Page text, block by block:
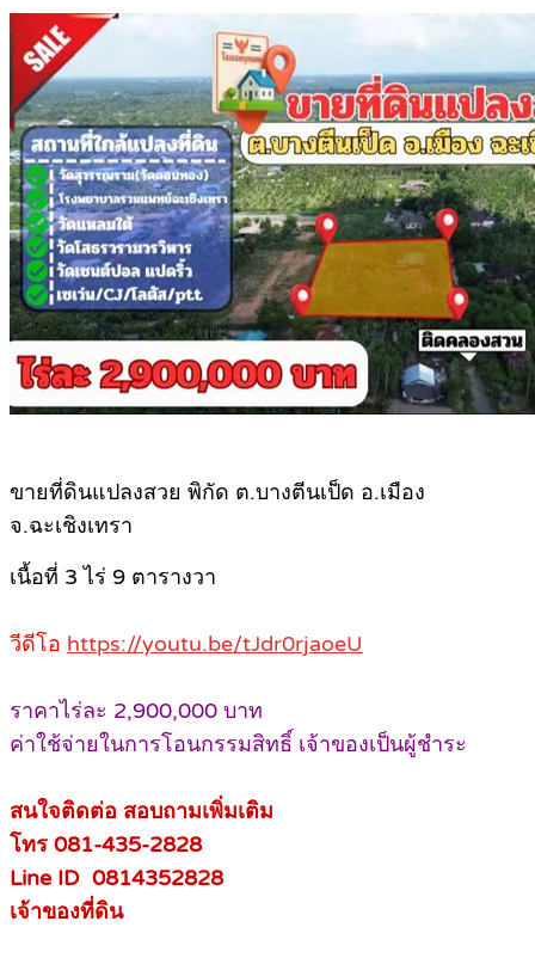
ขายที่ดินแปลงสวย พิกัด ต.บางตีนเป็ด อ.เมือง
จ.ฉะเชิงเทรา
เนื้อที่ 3 ไร่ 9 ตารางวา
วีดีโอ https://youtu.be/tJdr0rjaoeU
ราคาไร่ละ 2,900,000 บาท
ค่าใช้จ่ายในการโอนกรรมสิทธิ์ เจ้าของเป็นผู้ชำระ
สนใจติดต่อ สอบถามเพิ่มเติม
โทร 081-435-2828
Line ID 0814352828
เจ้าของที่ดิน